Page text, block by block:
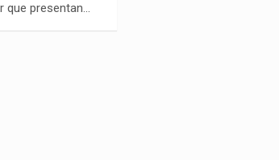
que presentan…